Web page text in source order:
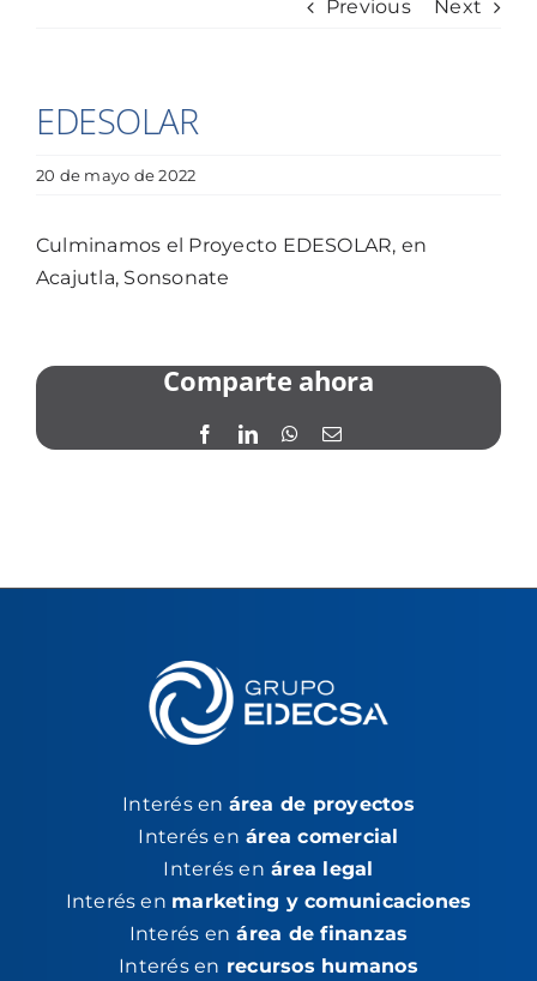
Previous Next
EDESOLAR
20 de mayo de 2022
Culminamos el Proyecto EDESOLAR, en
Acajutla, Sonsonate
Comparte ahora
FacebookLinkedInWhatsApp
Email
Interés en área de proyectos
Interés en área comercial
Interés en área legal
Interés en marketing y comunicaciones
Interés en área de finanzas
Interés en recursos humanos